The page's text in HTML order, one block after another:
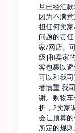
旦已经汇
因为不满
担任何卖
问题的责
家/网店。
级]和卖家
客包裹以
可以和我
者慎重 我
谢。购物
折，2卖家
会让预算
所定的规则